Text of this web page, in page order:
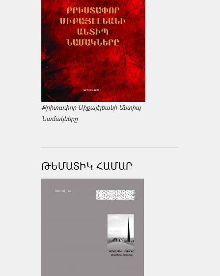
Քրիտափոր Միքայէլեանի Անտիպ
Նամակները
ԹԵՄԱՏԻԿ ՀԱՄԱՐ